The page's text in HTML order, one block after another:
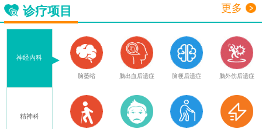
诊疗项目 更多
神经内科
精神科
脑萎缩 脑出血后遗症 脑梗后遗症 脑外伤后遗症